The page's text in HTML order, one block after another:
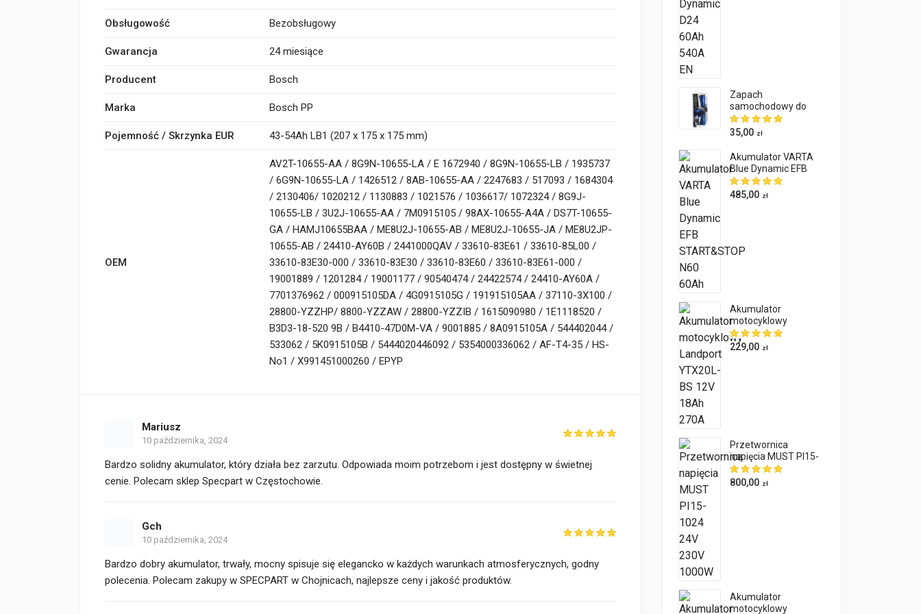
Obsługowość Bezobsługowy
Gwarancja 24 miesiące
Producent Bosch
Marka Bosch PP
Pojemność / Skrzynka EUR 43-54Ah LB1 (207 x 175 x 175 mm)
OEM
AV2T-10655-AA / 8G9N-10655-LA / E 1672940 / 8G9N-10655-LB / 1935737
/ 6G9N-10655-LA / 1426512 / 8AB-10655-AA / 2247683 / 517093 / 1684304
/ 2130406/ 1020212 / 1130883 / 1021576 / 1036617/ 1072324 / 8G9J-
10655-LB / 3U2J-10655-AA / 7M0915105 / 98AX-10655-A4A / DS7T-10655-
GA / HAMJ10655BAA / ME8U2J-10655-AB / ME8U2J-10655-JA / ME8U2JP-
10655-AB / 24410-AY60B / 2441000QAV / 33610-83E61 / 33610-85L00 /
33610-83E30-000 / 33610-83E30 / 33610-83E60 / 33610-83E61-000 /
19001889 / 1201284 / 19001177 / 90540474 / 24422574 / 24410-AY60A /
7701376962 / 000915105DA / 4G0915105G / 191915105AA / 37110-3X100 /
28800-YZZHP/ 8800-YZZAW / 28800-YZZIB / 1615090980 / 1E1118520 /
B3D3-18-520 9B / B4410-47D0M-VA / 9001885 / 8A0915105A / 544402044 /
533062 / 5K0915105B / 5444020446092 / 5354000336062 / AF-T4-35 / HS-
No1 / X991451000260 / EPYP
Mariusz
10 października, 2024
Bardzo solidny akumulator, który działa bez zarzutu. Odpowiada moim potrzebom i jest dostępny w świetnej
cenie. Polecam sklep Specpart w Częstochowie.
Gch
10 października, 2024
Bardzo dobry akumulator, trwały, mocny spisuje się elegancko w każdych warunkach atmosferycznych, godny
polecenia. Polecam zakupy w SPECPART w Chojnicach, najlepsze ceny i jakość produktów.
Zapach
samochodowy do
kratki nawiewu
Eikosha R90 V-74
35,00 zł
Akumulator VARTA
Blue Dynamic EFB
START&STOP N60
60Ah
485,00 zł
Akumulator
motocyklowy
Landport YTX20L-BS
12V 18Ah 270A
229,00 zł
Przetwornica
napięcia MUST PI15-
1024 24V 230V
1000W
800,00 zł
Akumulator
motocyklowy